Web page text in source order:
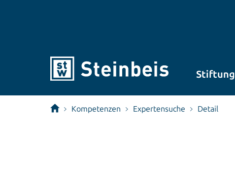
Stiftung
Kompetenzen Expertensuche Detail